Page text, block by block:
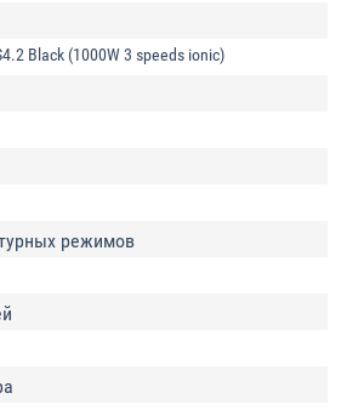
Black (1000W 3 speeds ionic)
режимов